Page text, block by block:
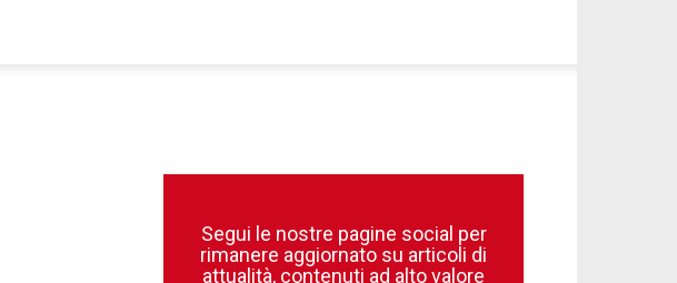
Segui le nostre pagine social per
rimanere aggiornato su articoli di
attualità, contenuti ad alto valore